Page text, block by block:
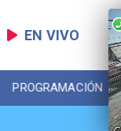
EN VIVO
PROGRAMACIÓN